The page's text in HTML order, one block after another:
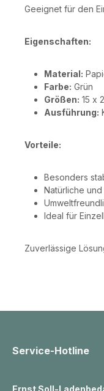
Geeignet für den
Eigenschaften:
Material:
Farbe: Grün
Größen: 15 x
Ausführung:
Vorteile:
Besonders
Natürliche
Ideal für
Zuverlässige
Service-Hotline